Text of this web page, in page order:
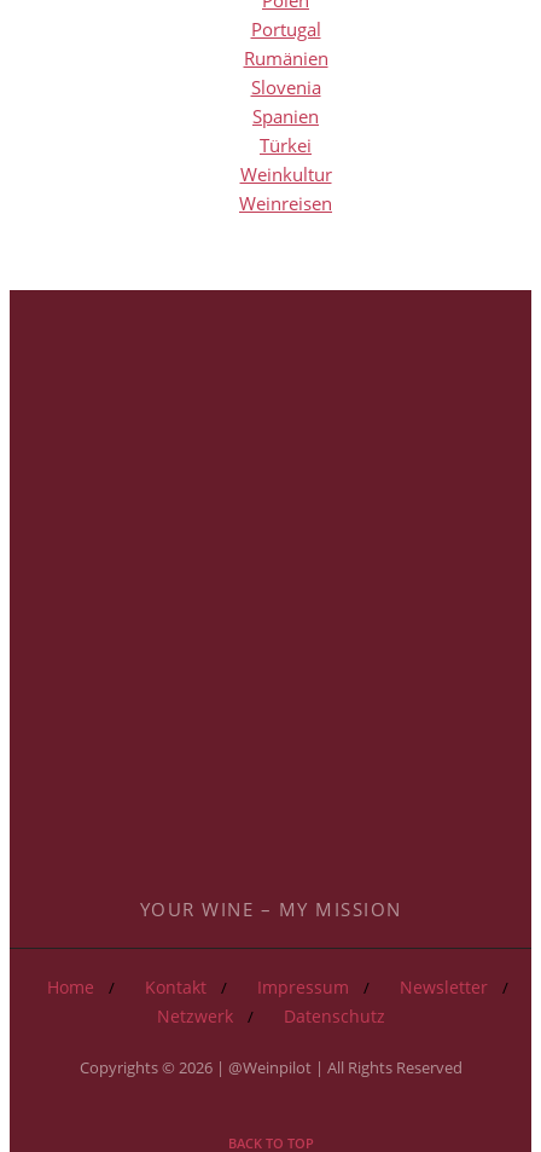
Portugal
Rumänien
Slovenia
Spanien
Türkei
Weinkultur
Weinreisen
YOUR WINE – MY MISSION
Home Kontakt Impressum
Newsletter
Netzwerk
Datenschutz
Copyrights © 2026 | @Weinpilot | All Rights Reserved
BACK TO TOP